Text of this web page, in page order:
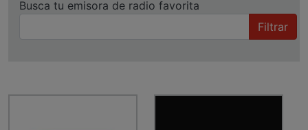
Busca tu emisora de radio favorita
Filtrar